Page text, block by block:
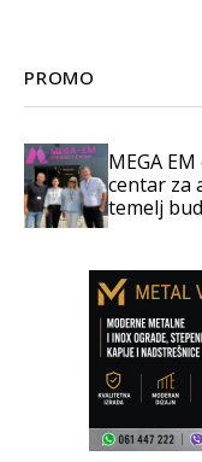
PROMO
MEGA
centar za
temelj